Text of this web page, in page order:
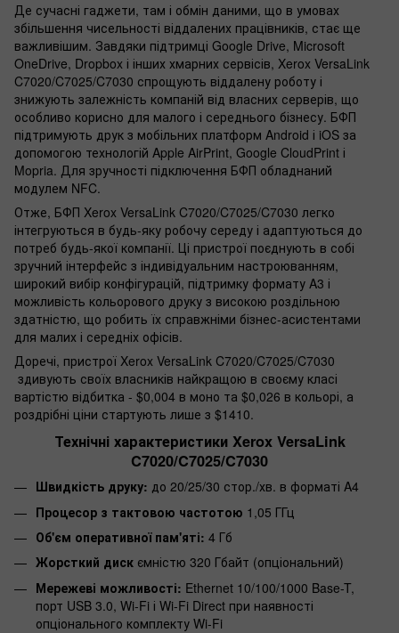
Де сучасні гаджети, там і обмін даними, що в умовах
збільшення чисельності віддалених працівників, стає ще
важливішим. Завдяки підтримці Google Drive, Microsoft
OneDrive, Dropbox і інших хмарних сервісів, Xerox VersaLink
C7020/C7025/C7030 спрощують віддалену роботу і
знижують залежність компаній від власних серверів, що
особливо корисно для малого і середнього бізнесу. БФП
підтримують друк з мобільних платформ Android і iOS за
допомогою технологій Apple AirPrint, Google CloudPrint і
Mopria. Для зручності підключення БФП обладнаний
модулем NFC.
Отже, БФП Xerox VersaLink C7020/C7025/C7030 легко
інтегруються в будь-яку робочу середу і адаптуються до
потреб будь-якої компанії. Ці пристрої поєднують в собі
зручний інтерфейс з індивідуальним настроюванням,
широкий вибір конфігурацій, підтримку формату A3 і
можливість кольорового друку з високою роздільною
здатністю, що робить їх справжніми бізнес-асистентами
для малих і середніх офісів.
Доречі, пристрої Xerox VersaLink C7020/C7025/C7030
здивують своїх власників найкращою в своєму класі
вартістю відбитка - $0,004 в моно та $0,026 в кольорі, а
роздрібні ціни стартують лише з $1410.
Технічні характеристики Xerox VersaLink
C7020/C7025/C7030
Швидкість друку: до 20/25/30 стор./хв. в форматі A4
Процесор з тактовою частотою 1,05 ГГц
Об'єм оперативної пам'яті: 4 Гб
Жорсткий диск ємністю 320 Гбайт (опціональний)
Мережеві можливості: Ethernet 10/100/1000 Base-T,
порт USB 3.0, Wi-Fi і Wi-Fi Direct при наявності
опціонального комплекту Wi-Fi